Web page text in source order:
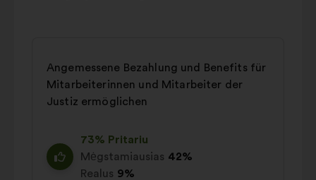
Angemessene Bezahlung und Benefits für
Mitarbeiterinnen und Mitarbeiter der
Justiz ermöglichen
73% Pritariu
Mėgstamiausias 42%
Realus 9%